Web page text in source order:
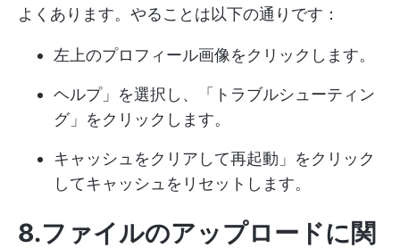
よくあります。やることは以下の通りです：
左上のプロフィール画像をクリックします。
ヘルプ」を選択し、「トラブルシューティン
グ」をクリックします。
キャッシュをクリアして再起動」をクリック
してキャッシュをリセットします。
8.ファイルのアップロードに関